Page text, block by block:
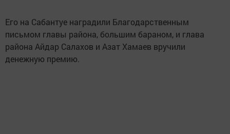
Его на Сабантуе наградили Благодарственным
письмом главы района, большим бараном, и глава
района Айдар Салахов и Азат Хамаев вручили
денежную премию.